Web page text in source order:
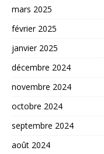
mars 2025
février 2025
janvier 2025
décembre 2024
novembre 2024
octobre 2024
septembre 2024
août 2024